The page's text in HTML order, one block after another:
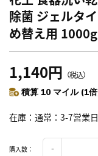
除菌 ジェルタ
め替え用 1000g
1,140円 （税込）
積算 10 マイル (1
在庫 通常：3-7営業
購入数：